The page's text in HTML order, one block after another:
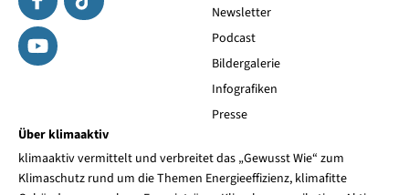
Newsletter
Podcast
Bildergalerie
Infografiken
Presse
Über klimaaktiv
klimaaktiv vermittelt und verbreitet das „Gewusst Wie“ zum
Klimaschutz rund um die Themen Energieeffizienz, klimafitte